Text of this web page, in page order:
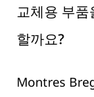
교체용 부
할까요?
Montres